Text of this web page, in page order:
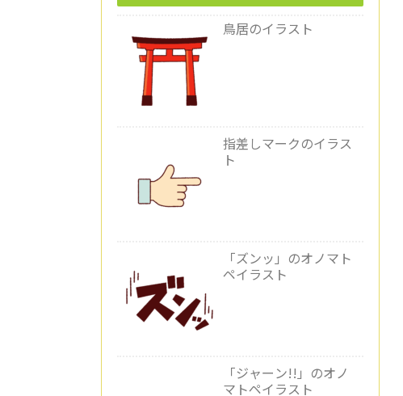
鳥居のイラスト
指差しマークのイラス
ト
「ズンッ」のオノマト
ペイラスト
「ジャーン!!」のオノ
マトペイラスト